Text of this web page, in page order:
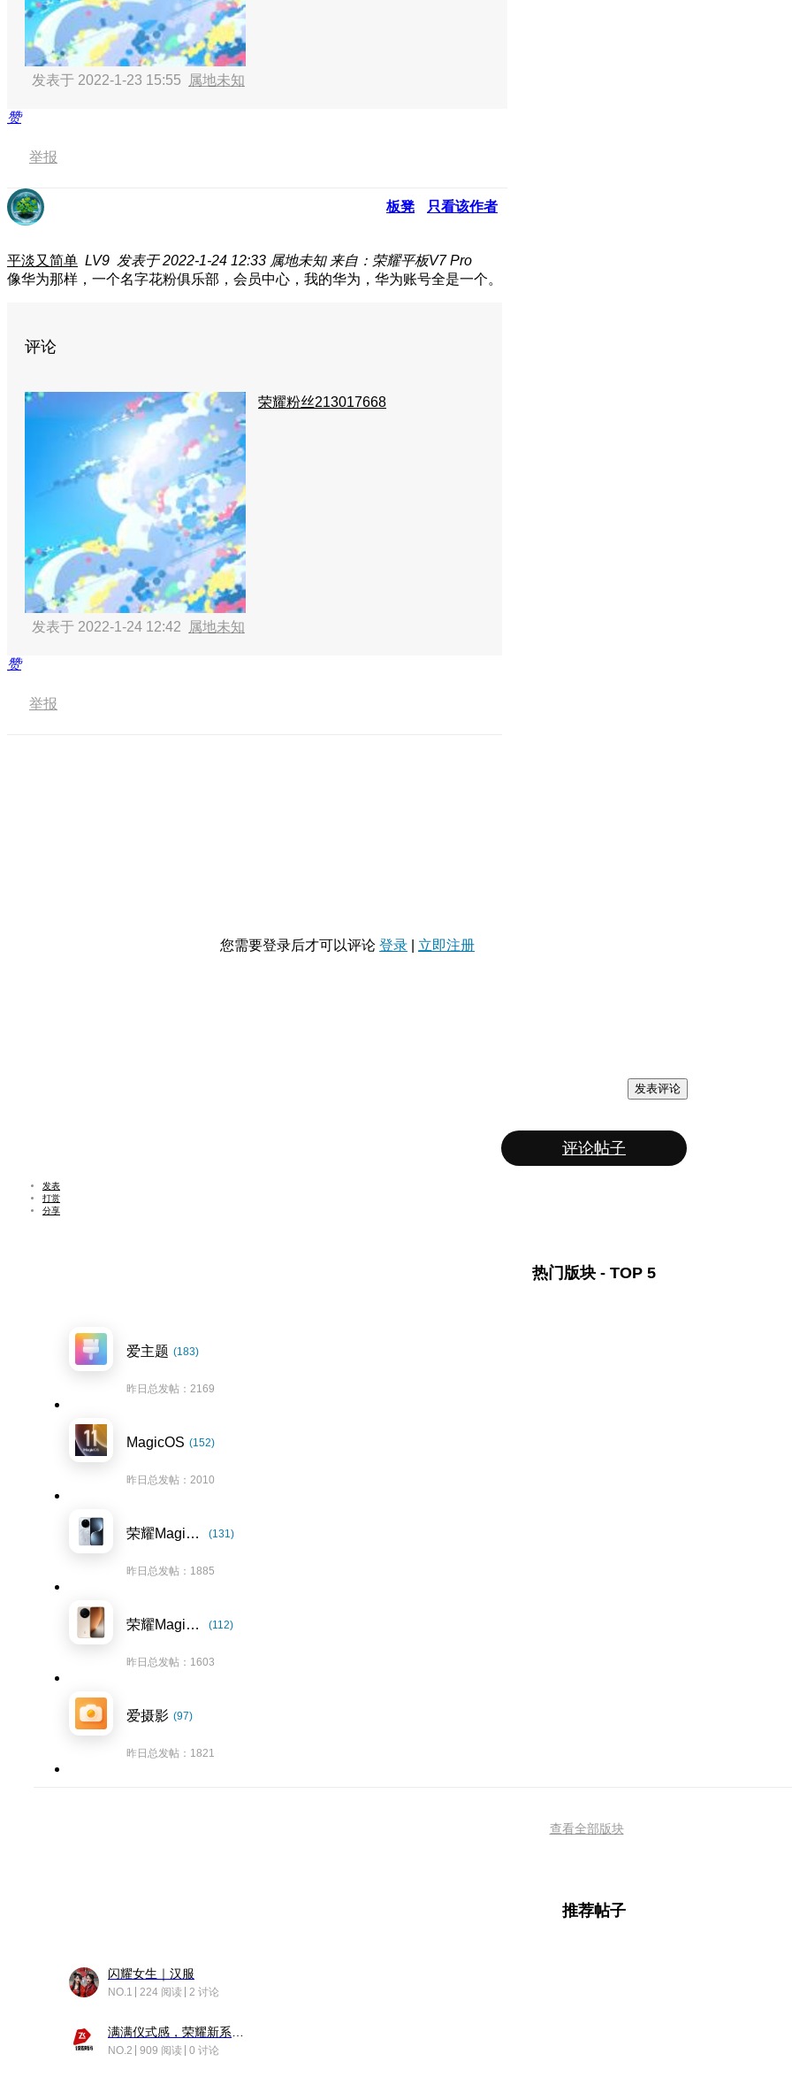
发表于 2022-1-23 15:55 属地未知
赞
举报
板凳 只看该作者
平淡又简单 LV9 发表于 2022-1-24 12:33 属地未知 来自：荣耀平板V7 Pro
像华为那样，一个名字花粉俱乐部，会员中心，我的华为，华为账号全是一个。
评论
荣耀粉丝213017668
发表于 2022-1-24 12:42 属地未知
赞
举报
您需要登录后才可以评论 登录 立即注册
发表评论
评论帖子
发表
打赏
分享
热门版块 - TOP 5
爱主题 (183)
昨日总发帖：2169
MagicOS (152)
昨日总发帖：2010
荣耀Magic7系列 (131)
昨日总发帖：1885
荣耀Magic8系列 (112)
昨日总发帖：1603
爱摄影 (97)
昨日总发帖：1821
查看全部版块
推荐帖子
闪耀女生｜汉服
NO.1 224 阅读 2 讨论
NO.2 909 阅读 0 讨论